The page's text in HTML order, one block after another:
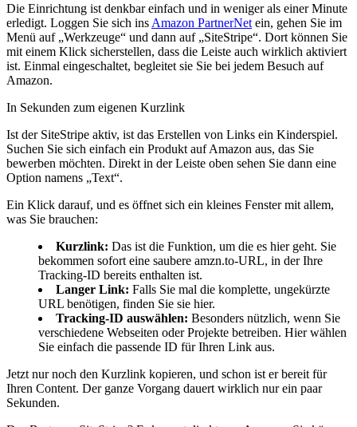
Die Einrichtung ist denkbar einfach und in weniger als einer Minute
erledigt. Loggen Sie sich ins Amazon PartnerNet ein, gehen Sie im
Menü auf „Werkzeuge“ und dann auf „SiteStripe“. Dort können Sie
mit einem Klick sicherstellen, dass die Leiste auch wirklich aktiviert
ist. Einmal eingeschaltet, begleitet sie Sie bei jedem Besuch auf
Amazon.
In Sekunden zum eigenen Kurzlink
Ist der SiteStripe aktiv, ist das Erstellen von Links ein Kinderspiel.
Suchen Sie sich einfach ein Produkt auf Amazon aus, das Sie
bewerben möchten. Direkt in der Leiste oben sehen Sie dann eine
Option namens „Text“.
Ein Klick darauf, und es öffnet sich ein kleines Fenster mit allem,
was Sie brauchen:
Kurzlink: Das ist die Funktion, um die es hier geht. Sie
bekommen sofort eine saubere amzn.to-URL, in der Ihre
Tracking-ID bereits enthalten ist.
Langer Link: Falls Sie mal die komplette, ungekürzte
URL benötigen, finden Sie sie hier.
Tracking-ID auswählen: Besonders nützlich, wenn Sie
verschiedene Webseiten oder Projekte betreiben. Hier wählen
Sie einfach die passende ID für Ihren Link aus.
Jetzt nur noch den Kurzlink kopieren, und schon ist er bereit für
Ihren Content. Der ganze Vorgang dauert wirklich nur ein paar
Sekunden.